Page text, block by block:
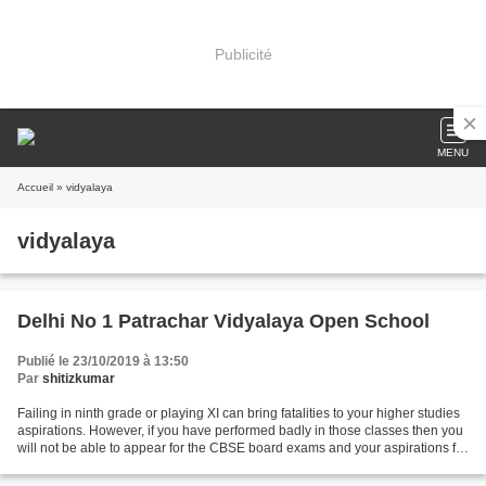
Publicité
MENU
Accueil » vidyalaya
vidyalaya
Delhi No 1 Patrachar Vidyalaya Open School
Publié le 23/10/2019 à 13:50
Par shitizkumar
Failing in ninth grade or playing XI can bring fatalities to your higher studies
aspirations. However, if you have performed badly in those classes then you
will not be able to appear for the CBSE board exams and your aspirations for